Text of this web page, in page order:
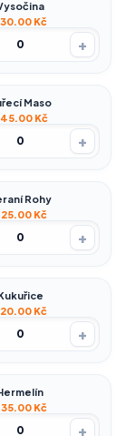
Kč
0 +
Maso
Kč
0 +
Rohy
Kč
0 +
Kč
0 +
Kč
0 +